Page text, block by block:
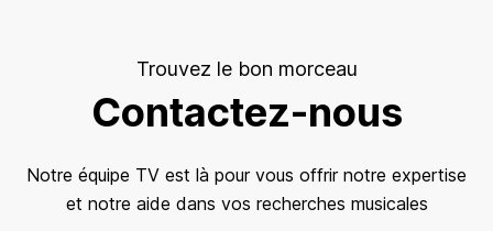
Trouvez le bon morceau
Contactez-nous
Notre équipe TV est là pour vous offrir notre expertise
et notre aide dans vos recherches musicales